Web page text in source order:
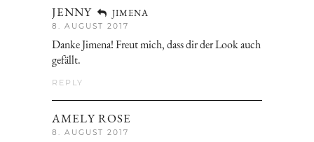
JENNY JIMENA
8. AUGUST 2017
Danke Jimena! Freut mich, dass dir der Look auch
gefällt.
REPLY
AMELY ROSE
8. AUGUST 2017